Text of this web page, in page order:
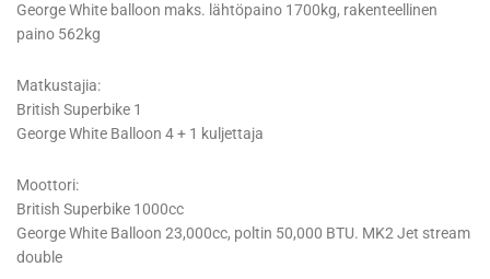
George White balloon maks. lähtöpaino 1700kg, rakenteellinen
paino 562kg
Matkustajia:
British Superbike 1
George White Balloon 4 + 1 kuljettaja
Moottori:
British Superbike 1000cc
George White Balloon 23,000cc, poltin 50,000 BTU. MK2 Jet stream
double